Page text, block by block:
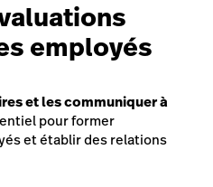
employés
et les communiquer à
pour former
et établir des relations